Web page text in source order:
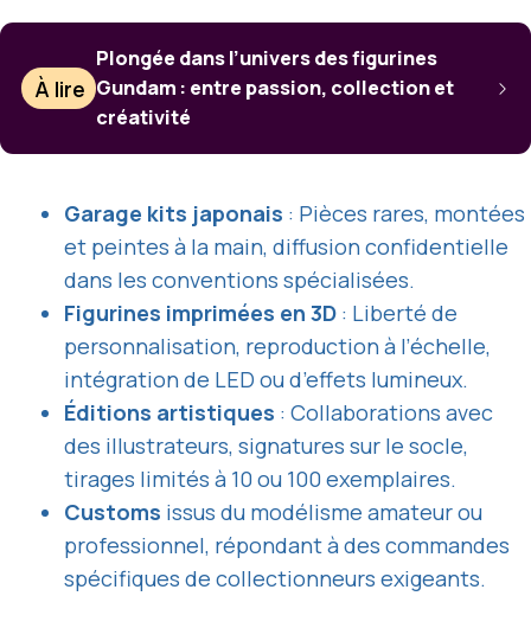
À lire
Plongée dans l’univers des figurines
Gundam : entre passion, collection et
créativité
Garage kits japonais : Pièces rares, montées
et peintes à la main, diffusion confidentielle
dans les conventions spécialisées.
Figurines imprimées en 3D : Liberté de
personnalisation, reproduction à l’échelle,
intégration de LED ou d’effets lumineux.
Éditions artistiques : Collaborations avec
des illustrateurs, signatures sur le socle,
tirages limités à 10 ou 100 exemplaires.
Customs issus du modélisme amateur ou
professionnel, répondant à des commandes
spécifiques de collectionneurs exigeants.